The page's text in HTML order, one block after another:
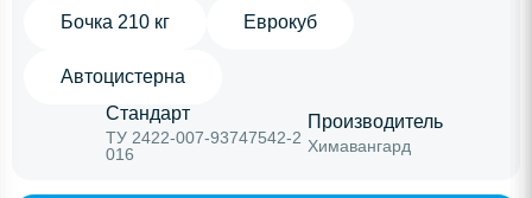
Бочка 210 кг Еврокуб
Автоцистерна
Стандарт
ТУ 2422-007-93747542-2
016
Производитель
Химавангард